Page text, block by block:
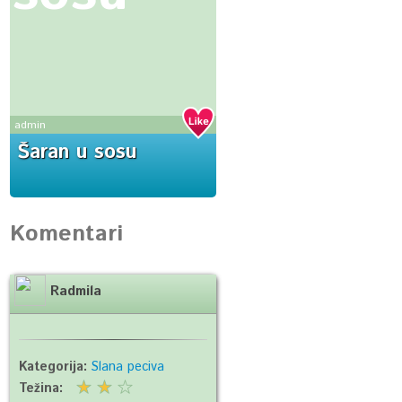
admin
Šaran u sosu
Komentari
Radmila
Kategorija:Slana peciva
Težina: